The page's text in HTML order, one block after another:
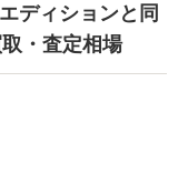
ディションと同
・査定相場